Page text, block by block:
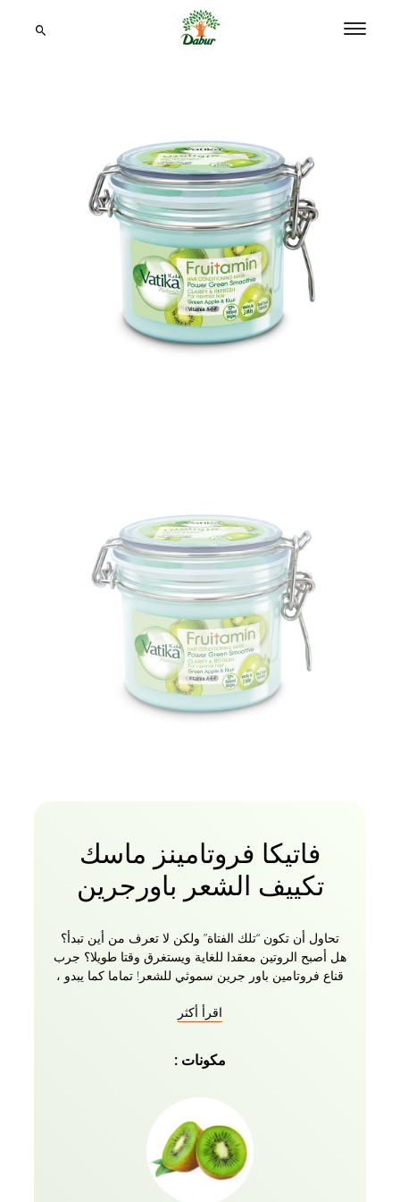
فاتيكا فروتامينز ماسك
تكييف الشعر باورجرين
تحاول أن تكون “تلك الفتاة” ولكن لا تعرف من أين تبدأ؟
هل أصبح الروتين معقدا للغاية ويستغرق وقتا طويلا؟ جرب
قناع فروتامين باور جرين سموثي للشعر! تماما كما يبدو ،
– ولكن لشعرك. بفضل مزيجه من الفواكه والفيتامينات ،
الأساسية اللازمة لشعر قوي وصحي. التفاح الأخضر يزيل
السموم من فروة الرأس ويضع الأساس اللازم لنمو الشعر
المعادن والمواد المغذية ، مما يجعلك أكثر نعومة ولمعانا
الأفوكادو وزيت الزيتون وزيت اللوز الحلو ، لا يوجد شيء
اقرأ أكثر
مكونات :